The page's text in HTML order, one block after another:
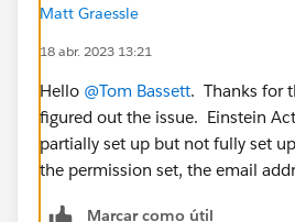
Matt Graessle
18 abr. 2023 13:21
Hello @Tom Bassett. Thanks for
figured out the issue. Einstein
partially set up but not fully set
the permission set, the email
Marcar como útil